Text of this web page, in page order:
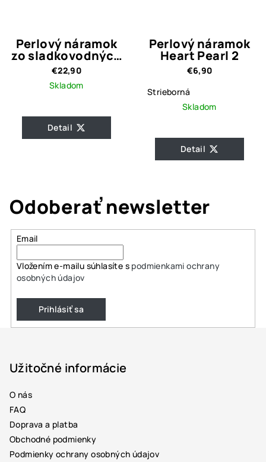
Perlový náramok
zo sladkovodných
perál 3.
€22,90
Skladom
Detail
Perlový náramok
Heart Pearl 2
€6,90
Strieborná
Skladom
Detail
Odoberať newsletter
Email
Vložením e-mailu súhlasíte s podmienkami ochrany
osobných údajov
Prihlásiť sa
Užitočné informácie
O nás
FAQ
Doprava a platba
Obchodné podmienky
Podmienky ochrany osobných údajov